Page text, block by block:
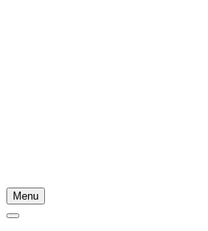
Menu